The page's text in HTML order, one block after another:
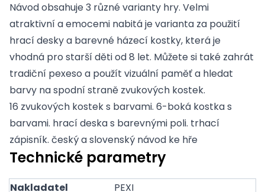
Návod obsahuje 3 různé varianty hry. Velmi
atraktivní a emocemi nabitá je varianta za použití
hrací desky a barevné házecí kostky, která je
vhodná pro starší děti od 8 let. Můžete si také zahrát
tradiční pexeso a použít vizuální paměť a hledat
barvy na spodní straně zvukových kostek.
16 zvukových kostek s barvami. 6-boká kostka s
barvami. hrací deska s barevnými poli. trhací
zápisník. český a slovenský návod ke hře
Technické parametry
Nakladatel PEXI